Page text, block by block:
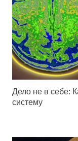
Дело не в себе:
систему